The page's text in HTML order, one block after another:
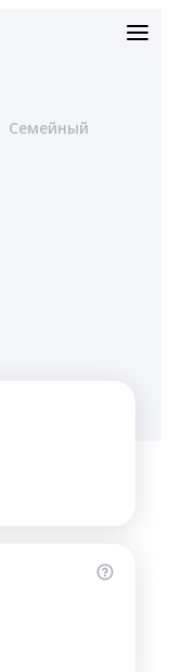
Семейный